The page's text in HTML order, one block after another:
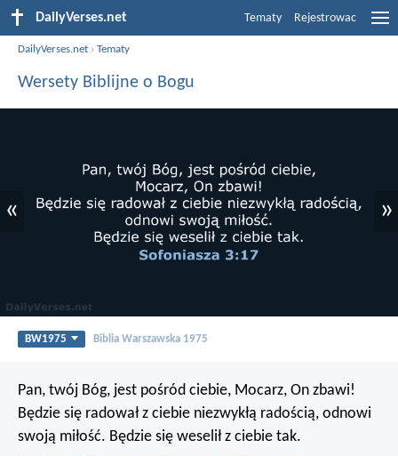
DailyVerses.net Tematy Rejestrowac
DailyVerses.net ›Tematy
Wersety Biblijne o Bogu
« »
BW1975 Biblia Warszawska 1975
Pan, twój Bóg, jest pośród ciebie, Mocarz, On zbawi!
Będzie się radował z ciebie niezwykłą radością, odnowi
swoją miłość. Będzie się weselił z ciebie tak.